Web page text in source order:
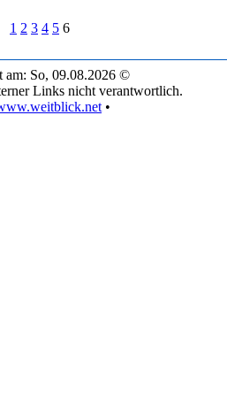
1 2 3 4 5 6
am: So, 09.08.2026 ©
Links nicht verantwortlich.
•